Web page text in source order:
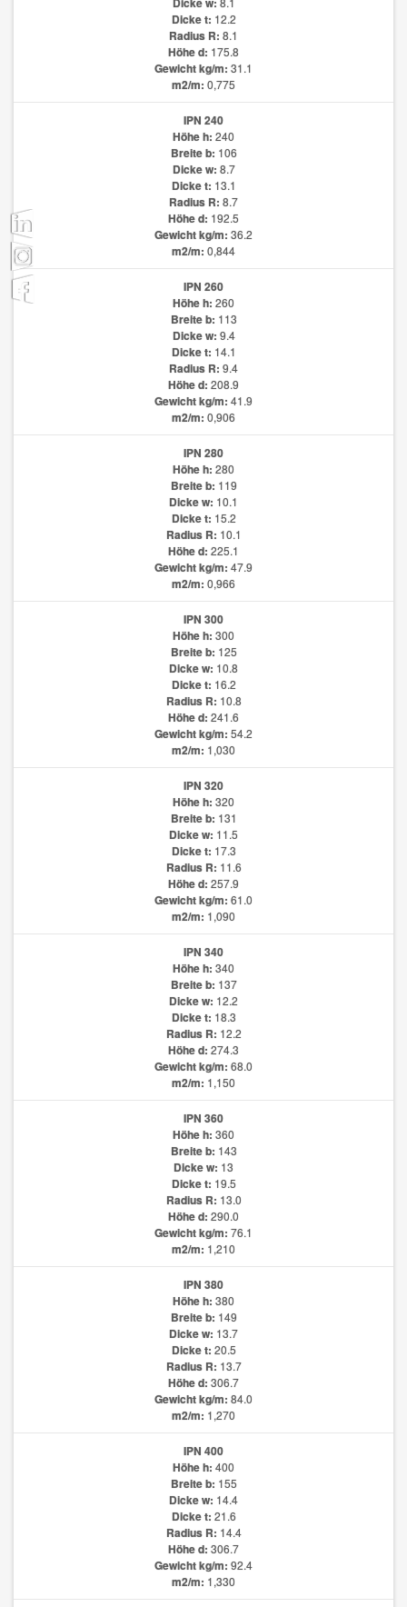
Dicke t: 12.2
Radius R: 8.1
Höhe d: 175.8
Gewicht kg/m: 31.1
m2/m: 0,775
IPN 240
Höhe h: 240
Breite b: 106
Dicke w: 8.7
Dicke t: 13.1
Radius R: 8.7
Höhe d: 192.5
Gewicht kg/m: 36.2
m2/m: 0,844
IPN 260
Höhe h: 260
Breite b: 113
Dicke w: 9.4
Dicke t: 14.1
Radius R: 9.4
Höhe d: 208.9
Gewicht kg/m: 41.9
m2/m: 0,906
IPN 280
Höhe h: 280
Breite b: 119
Dicke w: 10.1
Dicke t: 15.2
Radius R: 10.1
Höhe d: 225.1
Gewicht kg/m: 47.9
m2/m: 0,966
IPN 300
Höhe h: 300
Breite b: 125
Dicke w: 10.8
Dicke t: 16.2
Radius R: 10.8
Höhe d: 241.6
Gewicht kg/m: 54.2
m2/m: 1,030
IPN 320
Höhe h: 320
Breite b: 131
Dicke w: 11.5
Dicke t: 17.3
Radius R: 11.6
Höhe d: 257.9
Gewicht kg/m: 61.0
m2/m: 1,090
IPN 340
Höhe h: 340
Breite b: 137
Dicke w: 12.2
Dicke t: 18.3
Radius R: 12.2
Höhe d: 274.3
Gewicht kg/m: 68.0
m2/m: 1,150
IPN 360
Höhe h: 360
Breite b: 143
Dicke w: 13
Dicke t: 19.5
Radius R: 13.0
Höhe d: 290.0
Gewicht kg/m: 76.1
m2/m: 1,210
IPN 380
Höhe h: 380
Breite b: 149
Dicke w: 13.7
Dicke t: 20.5
Radius R: 13.7
Höhe d: 306.7
Gewicht kg/m: 84.0
m2/m: 1,270
IPN 400
Höhe h: 400
Breite b: 155
Dicke w: 14.4
Dicke t: 21.6
Radius R: 14.4
Höhe d: 306.7
Gewicht kg/m: 92.4
m2/m: 1,330